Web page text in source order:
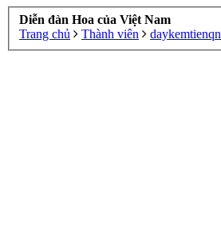
Diễn đàn Hoa của Việt Nam
Trang chủ
Thành viên daykemtienqn